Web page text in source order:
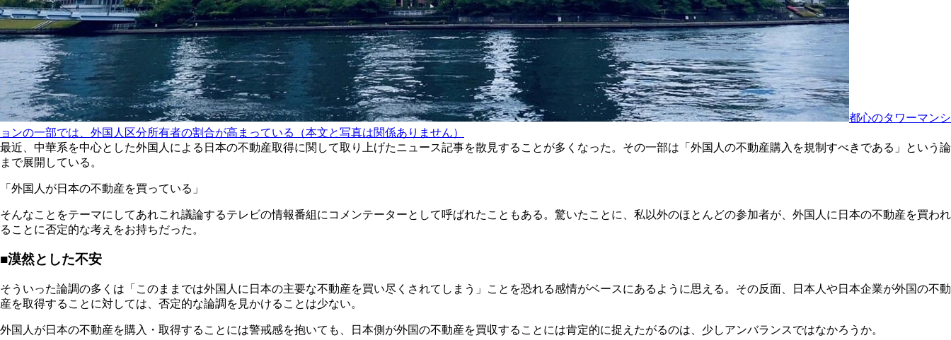
都心のタワーマンシ
ョンの一部では、外国人区分所有者の割合が高まっている（本文と写真は関係ありません）
最近、中華系を中心とした外国人による日本の不動産取得に関して取り上げたニュース記事を散見することが多くなった。その一部は「外国人の不動産購入を規制すべきである」という論
まで展開している。
「外国人が日本の不動産を買っている」
そんなことをテーマにしてあれこれ議論するテレビの情報番組にコメンテーターとして呼ばれたこともある。驚いたことに、私以外のほとんどの参加者が、外国人に日本の不動産を買われ
ることに否定的な考えをお持ちだった。
■漠然とした不安
そういった論調の多くは「このままでは外国人に日本の主要な不動産を買い尽くされてしまう」ことを恐れる感情がベースにあるように思える。その反面、日本人や日本企業が外国の不動
産を取得することに対しては、否定的な論調を見かけることは少ない。
外国人が日本の不動産を購入・取得することには警戒感を抱いても、日本側が外国の不動産を買収することには肯定的に捉えたがるのは、少しアンバランスではなかろうか。